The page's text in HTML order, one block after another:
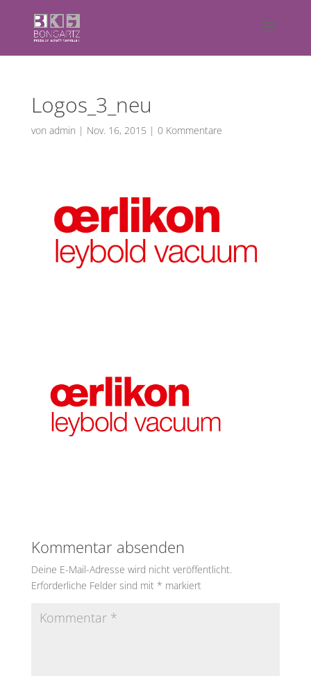
Logos_3_neu
von admin | Nov. 16, 2015 | 0 Kommentare
Kommentar absenden
Deine E-Mail-Adresse wird nicht veröffentlicht.
Erforderliche Felder sind mit * markiert